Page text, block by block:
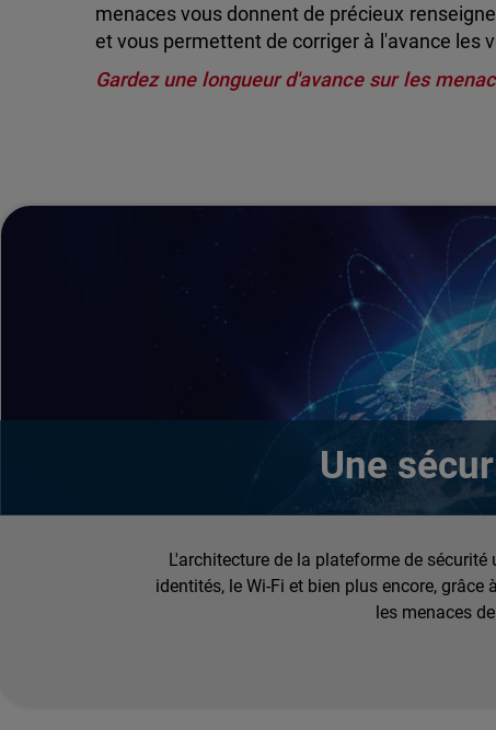
menaces vous donnent de précieux
et vous permettent de corriger à l'avance les
Gardez une longueur d'avance sur les
Une
L'architecture de la plateforme de
identités, le Wi-Fi et bien plus encore,
les menaces